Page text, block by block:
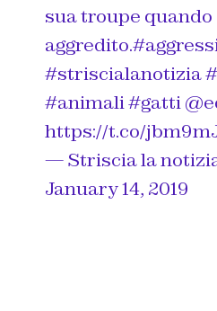
sua troupe quando
aggredito.
#striscialanotizia
#animali#gatti
https://t.co/
— Striscia la
January 14, 2019